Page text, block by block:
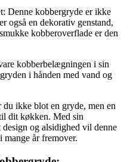
Denne kobbergryde er ikke
også en dekorativ genstand,
kobberoverflade er den
kobberbelægningen i sin
i hånden med vand og
ikke blot en gryde, men en
dit køkken. Med sin
design og alsidighed vil denne
år fremover.